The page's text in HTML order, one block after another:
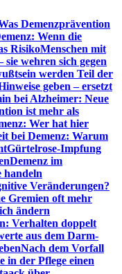
Demenzprävention
Wenn die
RisikoMenschen mit
wehren sich gegen
werden Teil der
geben – ersetzt
bei Alzheimer: Neue
ist mehr als
Wer hat hier
bei Demenz: Warum
Gürtelrose-Impfung
Demenz im
Veränderungen?
Gremien oft mehr
ändern
Verhalten doppelt
aus dem Darm-
Nach dem Vorfall
in der Pflege einen